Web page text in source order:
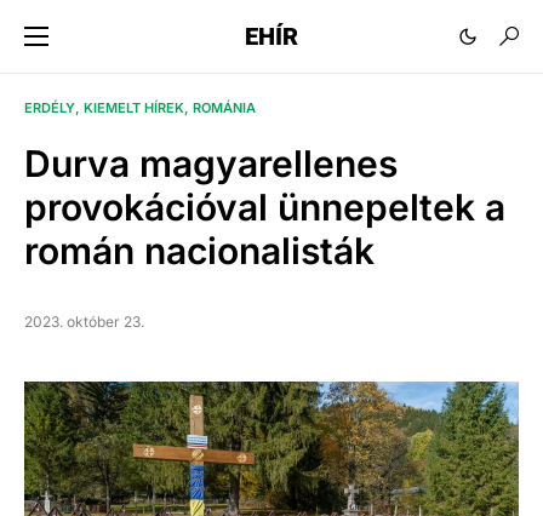
EHÍR
ERDÉLY KIEMELT HÍREK ROMÁNIA
Durva magyarellenes
provokációval ünnepeltek a
román nacionalisták
2023. október 23.